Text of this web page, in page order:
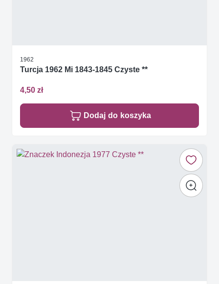
1962
Turcja 1962 Mi 1843-1845 Czyste **
4,50 zł
Dodaj do koszyka